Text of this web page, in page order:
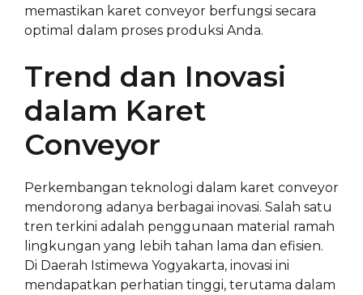
memastikan karet conveyor berfungsi secara
optimal dalam proses produksi Anda.
Trend dan Inovasi
dalam Karet
Conveyor
Perkembangan teknologi dalam karet conveyor
mendorong adanya berbagai inovasi. Salah satu
tren terkini adalah penggunaan material ramah
lingkungan yang lebih tahan lama dan efisien.
Di Daerah Istimewa Yogyakarta, inovasi ini
mendapatkan perhatian tinggi, terutama dalam